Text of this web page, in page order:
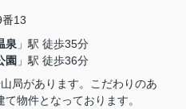
13
泉 」駅 徒歩35分
園 」駅 徒歩36分
局があります。こだわりのあ
物件となっております。